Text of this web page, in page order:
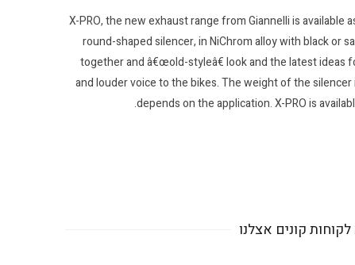
X-PRO, the new exhaust range from Giannelli is available
round-shaped silencer, in NiChrom alloy with black or
together and â€œold-styleâ€ look and the latest ideas
and louder voice to the bikes. The weight of the
depends on the application. X-PRO is
קונים אצלנו